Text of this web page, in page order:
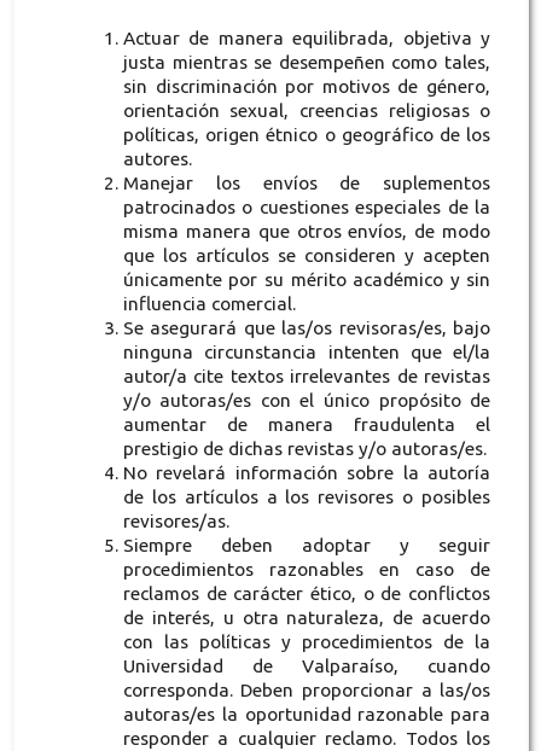
Actuar de manera equilibrada, objetiva y
justa mientras se desempeñen como tales,
sin discriminación por motivos de género,
orientación sexual, creencias religiosas o
políticas, origen étnico o geográfico de los
autores.
Manejar los envíos de suplementos
patrocinados o cuestiones especiales de la
misma manera que otros envíos, de modo
que los artículos se consideren y acepten
únicamente por su mérito académico y sin
influencia comercial.
Se asegurará que las/os revisoras/es, bajo
ninguna circunstancia intenten que el/la
autor/a cite textos irrelevantes de revistas
y/o autoras/es con el único propósito de
aumentar de manera fraudulenta el
prestigio de dichas revistas y/o autoras/es.
No revelará información sobre la autoría
de los artículos a los revisores o posibles
revisores/as.
Siempre deben adoptar y seguir
procedimientos razonables en caso de
reclamos de carácter ético, o de conflictos
de interés, u otra naturaleza, de acuerdo
con las políticas y procedimientos de la
Universidad de Valparaíso, cuando
corresponda. Deben proporcionar a las/os
autoras/es la oportunidad razonable para
responder a cualquier reclamo. Todos los